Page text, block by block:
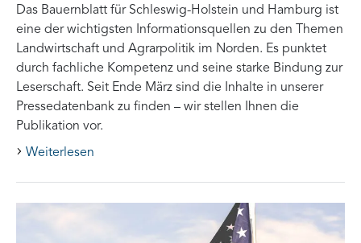
Das Bauernblatt für Schleswig-Holstein und Hamburg ist
eine der wichtigsten Informationsquellen zu den Themen
Landwirtschaft und Agrarpolitik im Norden. Es punktet
durch fachliche Kompetenz und seine starke Bindung zur
Leserschaft. Seit Ende März sind die Inhalte in unserer
Pressedatenbank zu finden – wir stellen Ihnen die
Publikation vor.
Weiterlesen